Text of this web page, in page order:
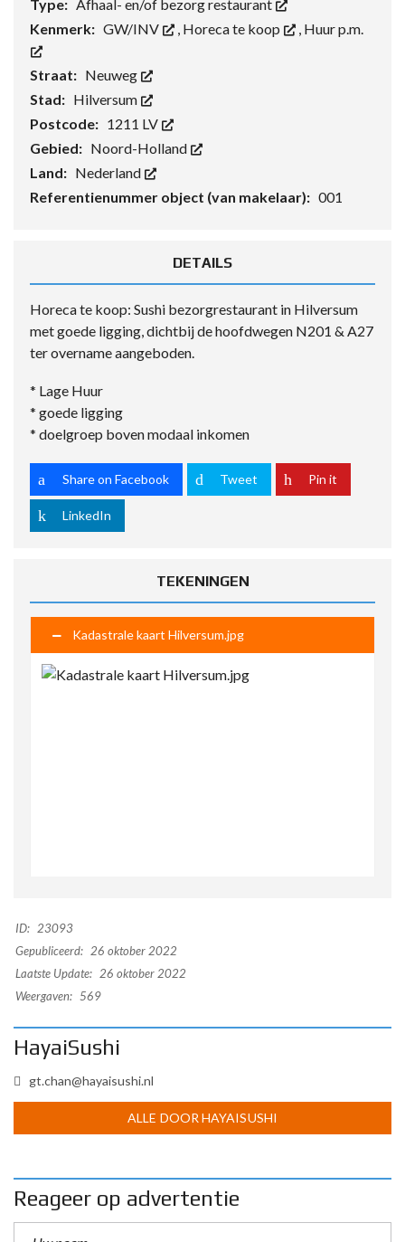
Type: Afhaal- en/of bezorg restaurant
Kenmerk: GW/INV , Horeca te koop , Huur p.m.
Straat: Neuweg
Stad: Hilversum
Postcode: 1211 LV
Gebied: Noord-Holland
Land: Nederland
Referentienummer object (van makelaar): 001
DETAILS
Horeca te koop: Sushi bezorgrestaurant in Hilversum
met goede ligging, dichtbij de hoofdwegen N201 & A27
ter overname aangeboden.
* Lage Huur
* goede ligging
* doelgroep boven modaal inkomen
Share on Facebook Tweet Pin it
LinkedIn
TEKENINGEN
Kadastrale kaart Hilversum.jpg
ID: 23093
Gepubliceerd: 26 oktober 2022
Laatste Update: 26 oktober 2022
Weergaven: 569
HayaiSushi
gt.chan@hayaisushi.nl
ALLE DOOR HAYAISUSHI
Reageer op advertentie